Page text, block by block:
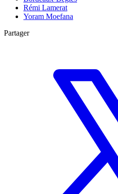
Rémi Lamerat
Yoram Moefana
Partager